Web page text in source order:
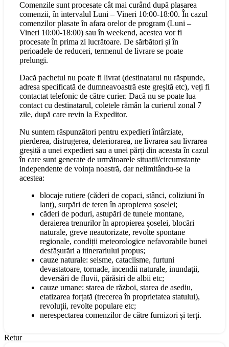
Comenzile sunt procesate cât mai curând după plasarea
comenzii, în intervalul Luni – Vineri 10:00-18:00. În cazul
comenzilor plasate în afara orelor de program (Luni –
Vineri 10:00-18:00) sau în weekend, acestea vor fi
procesate în prima zi lucrătoare. De sărbători și în
perioadele de reduceri, termenul de livrare se poate
prelungi.
Dacă pachetul nu poate fi livrat (destinatarul nu răspunde,
adresa specificată de dumneavoastră este greșită etc), veți fi
contactat telefonic de către curier. Dacă nu se poate lua
contact cu destinatarul, coletele rămân la curierul zonal 7
zile, după care revin la Expeditor.
Nu suntem răspunzători pentru expedieri întârziate,
pierderea, distrugerea, deteriorarea, ne livrarea sau livrarea
greșită a unei expedieri sau a unei părți din aceasta în cazul
în care sunt generate de următoarele situații/circumstanțe
independente de voința noastră, dar nelimitându-se la
acestea:
blocaje rutiere (căderi de copaci, stânci, coliziuni în
lanț), surpări de teren în apropierea șoselei;
căderi de poduri, astupări de tunele montane,
deraierea trenurilor în apropierea șoselei, blocări
naturale, greve neautorizate, revolte spontane
regionale, condiții meteorologice nefavorabile bunei
desfășurări a itinerariului propus;
cauze naturale: seisme, cataclisme, furtuni
devastatoare, tornade, incendii naturale, inundații,
deversări de fluvii, părăsiri de albii etc;
cauze umane: starea de război, starea de asediu,
etatizarea forțată (trecerea în proprietatea statului),
revoluții, revolte populare etc;
nerespectarea comenzilor de către furnizori și terți.
Retur